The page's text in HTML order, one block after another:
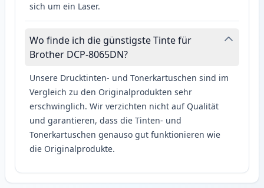
sich um ein Laser.
Wo finde ich die günstigste Tinte für
Brother DCP-8065DN?
Unsere Drucktinten- und Tonerkartuschen sind im
Vergleich zu den Originalprodukten sehr
erschwinglich. Wir verzichten nicht auf Qualität
und garantieren, dass die Tinten- und
Tonerkartuschen genauso gut funktionieren wie
die Originalprodukte.